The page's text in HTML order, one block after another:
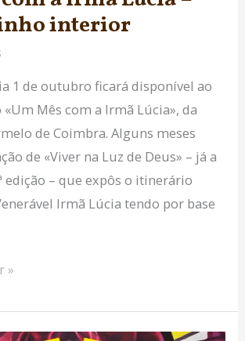
interior
1 de outubro ficará disponível ao
Mês com a Irmã Lúcia», da
de Coimbra. Alguns meses
de «Viver na Luz de Deus» – já a
edição – que expôs o itinerário
Irmã Lúcia tendo por base
»